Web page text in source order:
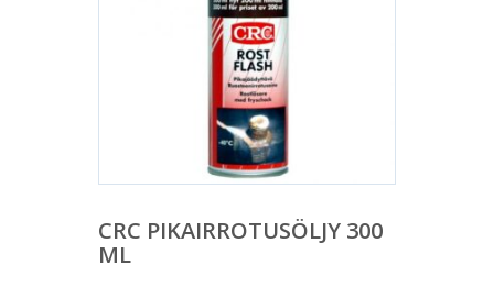
CRC PIKAIRROTUSÖLJY 300
ML